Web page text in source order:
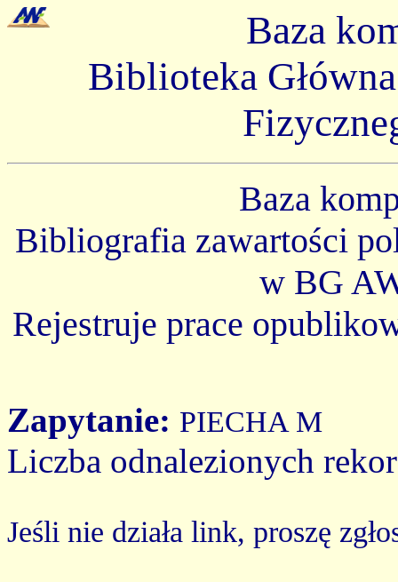
Baza
Biblioteka
Baza
Bibliografia zawartości
w BG
Rejestruje prace
Zapytanie: PIECHA M
Liczba odnalezionych
Jeśli nie działa link, proszę